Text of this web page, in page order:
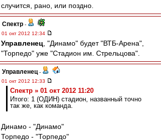
случится, рано, или поздно.
Спектр -
01 окт 2012 12:34
Управленец , "Динамо" будет "ВТБ-Арена",
"Торпедо" уже "Стадион им. Стрельцова".
Управленец -
01 окт 2012 12:33
Спектр » 01 окт 2012 11:20
Итого: 1 (ОДИН) стадион, названный точно
так же, как команда.
Динамо - "Динамо"
Торпедо - "Торпедо"